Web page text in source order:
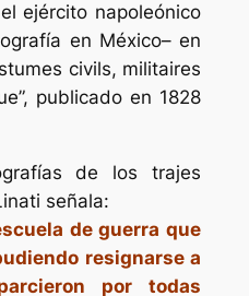
ejército napoleónico
en México– en
civils, militaires
publicado en 1828
de los trajes
señala:
de guerra que
resignarse a
por todas